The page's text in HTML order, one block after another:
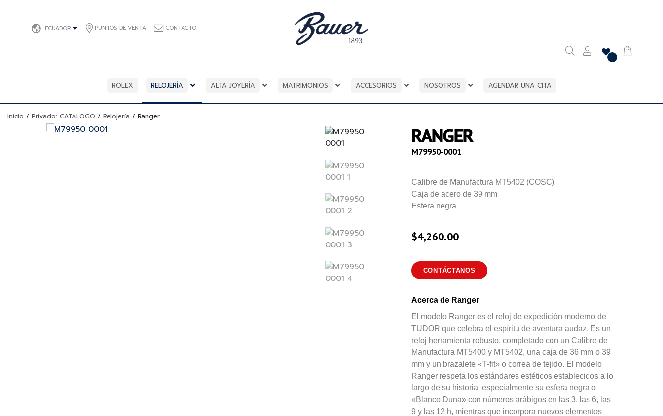
ECUADOR PUNTOS DE VENTA CONTACTO
ROLEX RELOJERÍA ALTA JOYERÍA MATRIMONIOS ACCESORIOS NOSOTROS AGENDAR UNA CITA
Inicio / Privado: CATÁLOGO / Relojería / Ranger
RANGER
M79950-0001
Calibre de Manufactura MT5402 (COSC)
Caja de acero de 39 mm
Esfera negra
$4,260.00
CONTÁCTANOS
Acerca de Ranger
El modelo Ranger es el reloj de expedición moderno de
TUDOR que celebra el espíritu de aventura audaz. Es un
reloj herramienta robusto, completado con un Calibre de
Manufactura MT5400 y MT5402, una caja de 36 mm o 39
mm y un brazalete «T‑fit» o correa de tejido. El modelo
Ranger respeta los estándares estéticos establecidos a lo
largo de su historia, especialmente su esfera negra o
«Blanco Duna» con números arábigos en las 3, las 6, las
9 y las 12 h, mientras que incorpora nuevos elementos